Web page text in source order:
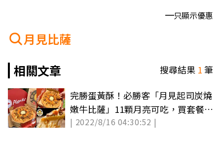
只顯示優惠
月見比薩
相關文章
搜尋結果 1筆
完勝蛋黃酥！必勝客「月見起司炭燒
嫩牛比薩」11顆月亮可吃，買套餐送
起司塔
| 2022/8/16 04:30:52 |